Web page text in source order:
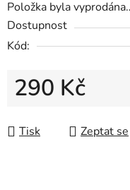
Položka byla
Dostupnost
Kód:
290 Kč
Tisk
Zeptat se